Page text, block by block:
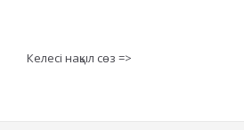
Келесі нақыл сөз =>